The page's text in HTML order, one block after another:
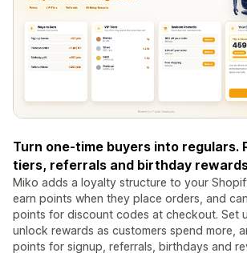
Turn one-time buyers into regulars.
tiers, referrals and birthday
Miko adds a loyalty structure to your
earn points when they place orders, and
points for discount codes at checkout. Set
unlock rewards as customers spend more,
points for signup, referrals, birthdays and